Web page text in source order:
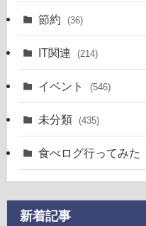
節約 (36)
IT関連 (214)
イベント (546)
未分類 (435)
食べログ行ってみた
新着記事